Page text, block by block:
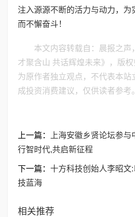
注入源源不断的活力与动力，为
而不懈奋斗！
本文内容转载自：晨报之声
才聚含山 共话辉煌未来》，版
为原作者独立观点，不代表本站
成投资消费建议，仅供读者参考。
上一篇：
上海安徽乡贤论坛参
行智时代,共启新征程
下一篇： 十方科技创始人李昭文
技蓝海
相关推荐